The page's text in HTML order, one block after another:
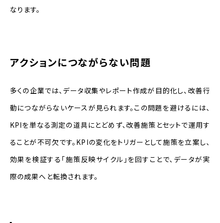
なります。
アクションにつながらない問題
多くの企業では、データ収集やレポート作成が目的化し、改善行
動につながらないケースが見られます。この問題を避けるには、
KPIを単なる測定の道具にとどめず、改善施策とセットで運用す
ることが不可欠です。KPIの変化をトリガーとして施策を立案し、
効果を検証する「施策反映サイクル」を回すことで、データが実
際の成果へと転換されます。